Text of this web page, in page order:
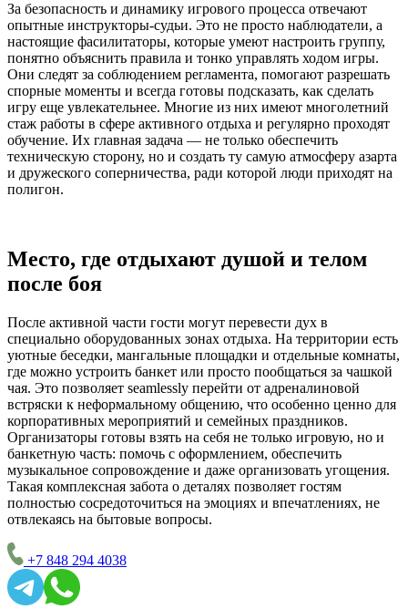
За безопасность и динамику игрового процесса отвечают
опытные инструкторы-судьи. Это не просто наблюдатели, а
настоящие фасилитаторы, которые умеют настроить группу,
понятно объяснить правила и тонко управлять ходом игры.
Они следят за соблюдением регламента, помогают разрешать
спорные моменты и всегда готовы подсказать, как сделать
игру еще увлекательнее. Многие из них имеют многолетний
стаж работы в сфере активного отдыха и регулярно проходят
обучение. Их главная задача — не только обеспечить
техническую сторону, но и создать ту самую атмосферу азарта
и дружеского соперничества, ради которой люди приходят на
полигон.
Место, где отдыхают душой и телом
после боя
После активной части гости могут перевести дух в
специально оборудованных зонах отдыха. На территории есть
уютные беседки, мангальные площадки и отдельные комнаты,
где можно устроить банкет или просто пообщаться за чашкой
чая. Это позволяет seamlessly перейти от адреналиновой
встряски к неформальному общению, что особенно ценно для
корпоративных мероприятий и семейных праздников.
Организаторы готовы взять на себя не только игровую, но и
банкетную часть: помочь с оформлением, обеспечить
музыкальное сопровождение и даже организовать угощения.
Такая комплексная забота о деталях позволяет гостям
полностью сосредоточиться на эмоциях и впечатлениях, не
отвлекаясь на бытовые вопросы.
+7 848 294 4038